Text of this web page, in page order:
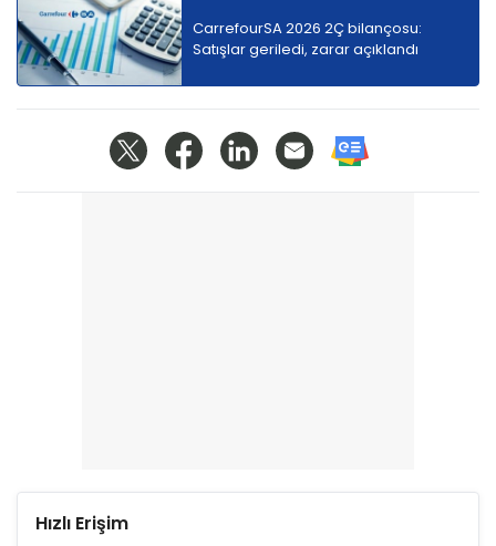
CarrefourSA 2026 2Ç bilançosu:
Satışlar geriledi, zarar açıklandı
Hızlı Erişim